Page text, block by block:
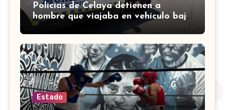
Policías de Celaya detienen a
hombre que viajaba en vehículo bajo
investigación
Estado